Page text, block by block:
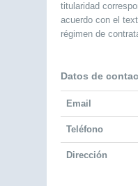
titularidad
acuerdo con el
régimen de
Datos de
Email
Teléfono
Dirección